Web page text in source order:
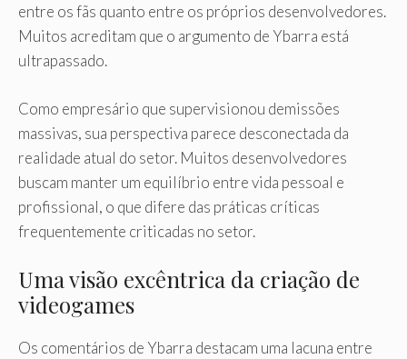
entre os fãs quanto entre os próprios desenvolvedores.
Muitos acreditam que o argumento de Ybarra está
ultrapassado.
Como empresário que supervisionou demissões
massivas, sua perspectiva parece desconectada da
realidade atual do setor. Muitos desenvolvedores
buscam manter um equilíbrio entre vida pessoal e
profissional, o que difere das práticas críticas
frequentemente criticadas no setor.
Uma visão excêntrica da criação de
videogames
Os comentários de Ybarra destacam uma lacuna entre